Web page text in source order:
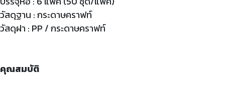
วัสดุฐาน : กระดาษคราฟท์
วัสดุฝา : PP / กระดาษคราฟท์
คุณสมบัติ